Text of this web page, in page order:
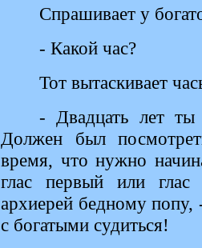
Спрашивает у
- Какой час?
Тот вытаскивает
- Двадцать лет ты
Должен был
время, что нужно
глас первый или
архиерей бедному попу,
с богатыми судиться!